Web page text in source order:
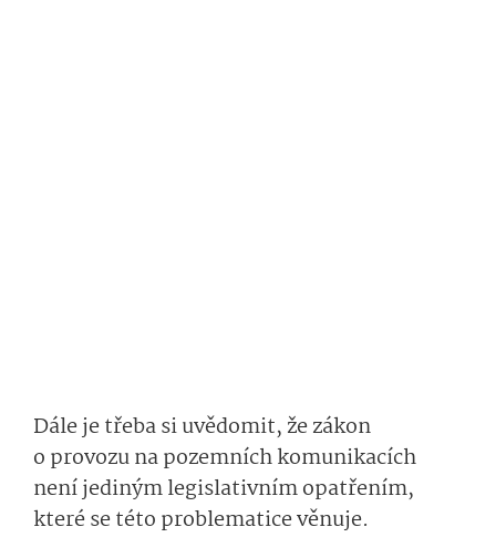
Dále je třeba si uvědomit, že zákon
o provozu na pozemních komunikacích
není jediným legislativním opatřením,
které se této problematice věnuje.